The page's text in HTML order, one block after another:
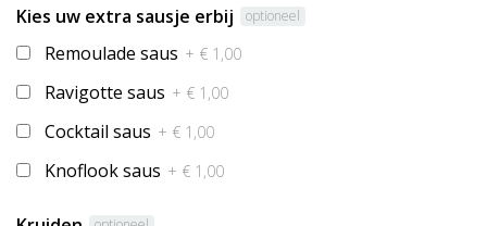
Kies uw extra sausje erbij optioneel
Remoulade saus + € 1,00
Ravigotte saus + € 1,00
Cocktail saus + € 1,00
Knoflook saus + € 1,00